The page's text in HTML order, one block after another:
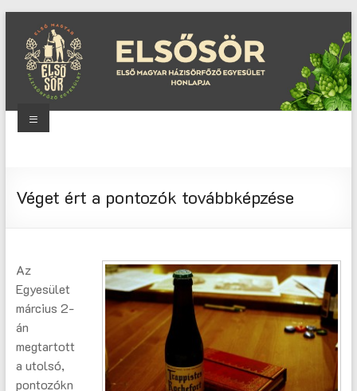
content
Magyar
Menu
Véget ért a pontozók továbbképzése
Az
Egyesület
március 2-
án
megtartott
a utolsó,
pontozókn